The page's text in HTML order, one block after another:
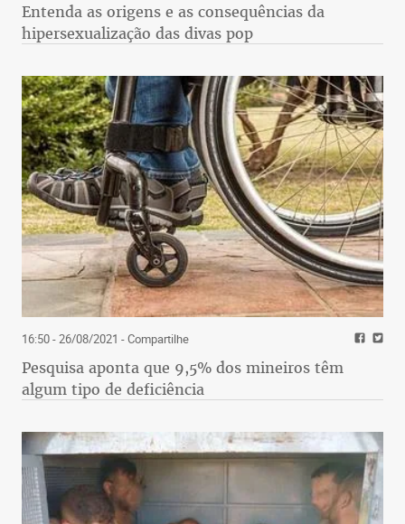
Entenda as origens e as consequências da
hipersexualização das divas pop
16:50 - 26/08/2021 - Compartilhe
Pesquisa aponta que 9,5% dos mineiros têm
algum tipo de deficiência